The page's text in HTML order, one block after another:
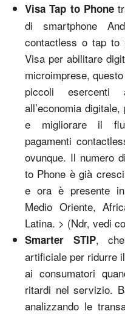
Visa Tap to Phone
di smartphone
contactless o tap to
Visa per abilitare
microimprese,
piccoli esercenti
all’economia
e migliorare il
pagamenti
ovunque. Il numero
to Phone è già
e ora è presente
Medio Oriente,
Latina. > (Ndr, vedi
Smarter STIP, che
artificiale per ridurre
ai consumatori
ritardi nel servizio.
analizzando le